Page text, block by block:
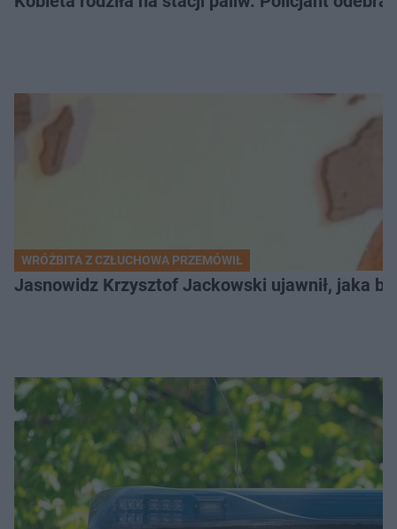
WRÓŻBITA Z CZŁUCHOWA PRZEMÓWIŁ
Jasnowidz Krzysztof Jackowski ujawnił, jaka